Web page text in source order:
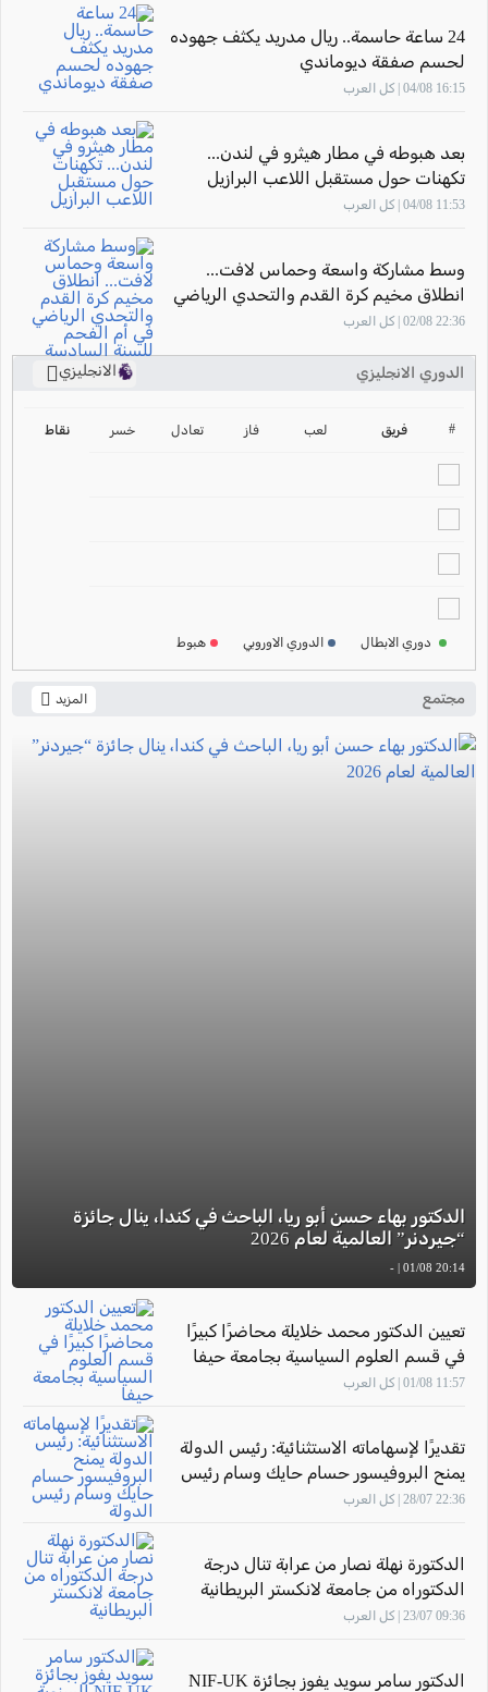
24 ساعة حاسمة.. ريال مدريد يكثف جهوده
لحسم صفقة ديوماندي
16:15 04/08 | كل العرب
بعد هبوطه في مطار هيثرو في لندن...
تكهنات حول مستقبل اللاعب البرازيل
"فينيسيوس جونيور"
11:53 04/08 | كل العرب
وسط مشاركة واسعة وحماس لافت...
انطلاق مخيم كرة القدم والتحدي الرياضي
في أم الفحم للسنة السادسة على التوالي
22:36 02/08 | كل العرب
الدوري الانجليزي
الانجليزي
2024-2025
ترتيب الدوري الايطالي
# فريق لعب فاز تعادل خسر نقاط
دوري الابطال الدوري الاوروبي هبوط
مجتمع المزيد
الدكتور بهاء حسن أبو ريا، الباحث في كندا، ينال جائزة
“جيردنر” العالمية لعام 2026
20:14 01/08 | -
تعيين الدكتور محمد خلايلة محاضرًا كبيرًا
في قسم العلوم السياسية بجامعة حيفا
11:57 01/08 | كل العرب
تقديرًا لإسهاماته الاستثنائية: رئيس الدولة
يمنح البروفيسور حسام حايك وسام رئيس
الدولة
22:36 28/07 | كل العرب
الدكتورة نهلة نصار من عرابة تنال درجة
الدكتوراه من جامعة لانكستر البريطانية
09:36 23/07 | كل العرب
الدكتور سامر سويد يفوز بجائزة NIF-UK